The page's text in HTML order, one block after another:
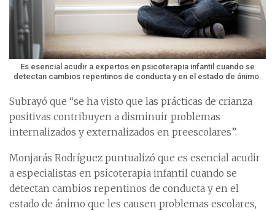
Es esencial acudir a expertos en psicoterapia infantil cuando se
detectan cambios repentinos de conducta y en el estado de ánimo.
Subrayó que “se ha visto que las prácticas de crianza
positivas contribuyen a disminuir problemas
internalizados y externalizados en preescolares”.
Monjarás Rodríguez puntualizó que es esencial acudir
a especialistas en psicoterapia infantil cuando se
detectan cambios repentinos de conducta y en el
estado de ánimo que les causen problemas escolares,